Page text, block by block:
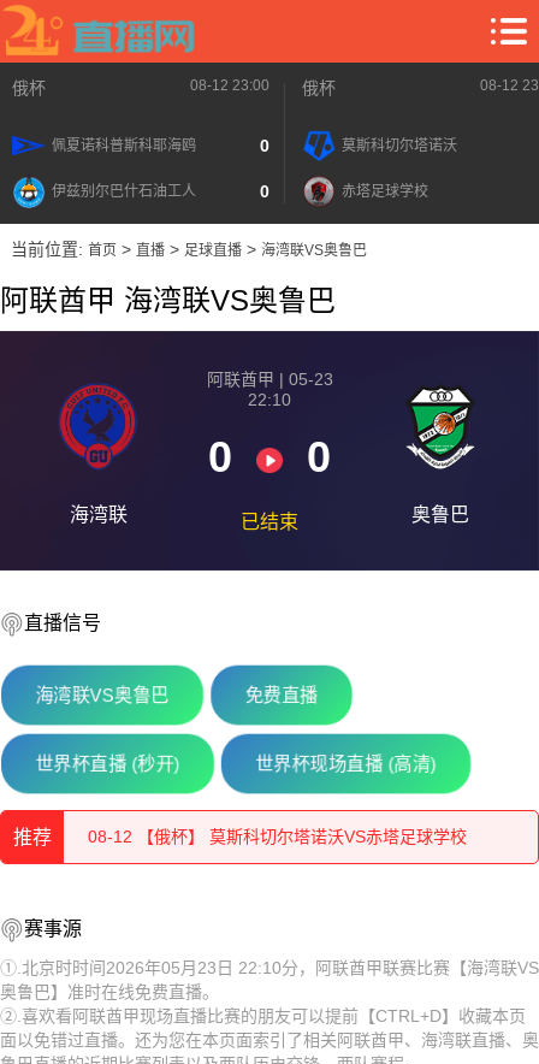
俄杯 08-12 23:00
佩夏诺科普斯科耶海鸥 0
伊兹别尔巴什石油工人 0
俄杯 08-12
莫斯科切尔塔诺沃
赤塔足球学校
当前位置: 首页> 直播> 足球直播> 海湾联VS奥鲁巴
阿联酋甲 海湾联VS奥鲁巴
海湾联
阿联酋甲 | 05-23
22:10
0 0
已结束 奥鲁巴
直播信号
海湾联VS奥鲁巴 免费直播
世界杯直播 (秒开) 世界杯现场直播 (高清)
推荐
08-12 【俄杯】 佩夏诺科普斯科耶海鸥VS伊兹别尔巴什石油
08-12 【俄杯】 莫斯科切尔塔诺沃VS赤塔足球学校
08-12 【俄杯】 FC穆罗姆VS利佩茨克冶金工人
08-12 【俄杯】 伊热夫斯克VS米阿斯鱼雷
08-12 【俄杯】 索科尔萨拉托夫VS彼尔姆边疆区伊尔帕尔
08-12 【俄杯】 莫斯科斯特罗吉诺VS弗拉基米尔鱼雷
赛事源
①.北京时时间2026年05月23日 22:10分，阿联酋甲联赛比赛【海湾联VS
奥鲁巴】准时在线免费直播。
②.喜欢看阿联酋甲现场直播比赛的朋友可以提前【CTRL+D】收藏本页
面以免错过直播。还为您在本页面索引了相关阿联酋甲、海湾联直播、奥